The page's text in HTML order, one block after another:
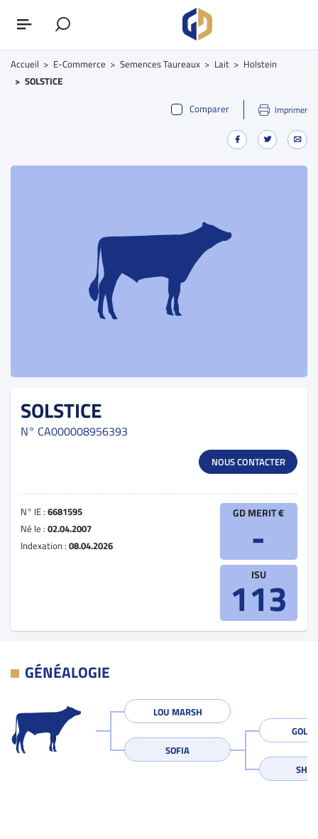
Accueil E-Commerce Semences Taureaux Lait
Holstein
SOLSTICE
Comparer
Imprimer
SOLSTICE
N° CA000008956393
NOUS CONTACTER
N° IE : 6681595
Né le : 02.04.2007
Indexation : 08.04.2026
GD MERIT €
-
ISU
113
GÉNÉALOGIE
LOU MARSH
SOFIA